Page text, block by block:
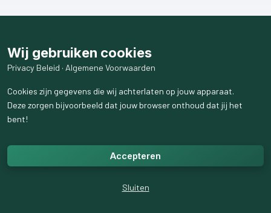
Wij gebruiken cookies
Privacy Beleid · Algemene Voorwaarden
Cookies zijn gegevens die wij achterlaten op jouw apparaat.
Deze zorgen bijvoorbeeld dat jouw browser onthoud dat jij het
bent!
Accepteren
Sluiten